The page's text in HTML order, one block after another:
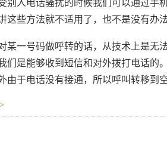
人电话骚扰的时候我们可以通过手机
这些方法就不适用了，也不是没有办
一号码做呼转的话，从技术上是无法
们是能够收到短信和对外拨打电话
由于电话没有接通，所以呼叫转移到